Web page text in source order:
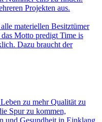
Projekten aus.
materiellen Besitztümer
Motto predigt Time is
Dazu braucht der
zu mehr Qualität zu
Spur zu kommen,